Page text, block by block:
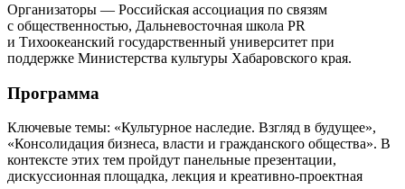
Организаторы — Российская ассоциация по связям
с общественностью, Дальневосточная школа PR
и Тихоокеанский государственный университет при
поддержке Министерства культуры Хабаровского края.
Программа
Ключевые темы: «Культурное наследие. Взгляд в будущее»,
«Консолидация бизнеса, власти и гражданского общества». В
контексте этих тем пройдут панельные презентации,
дискуссионная площадка, лекция и креативно-проектная